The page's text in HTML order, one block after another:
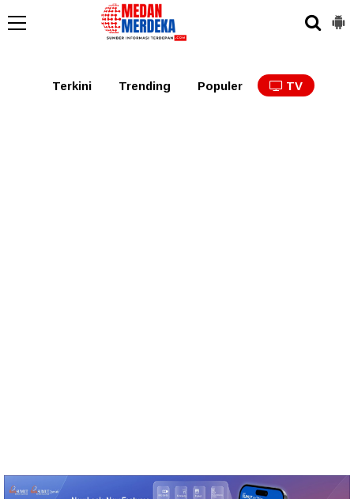
Tabagsel Tapanuli
Terkini Trending Populer TV